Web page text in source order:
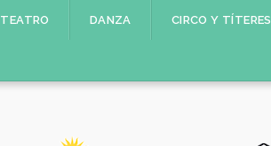
TEATRO DANZA CIRCO Y TÍTERES